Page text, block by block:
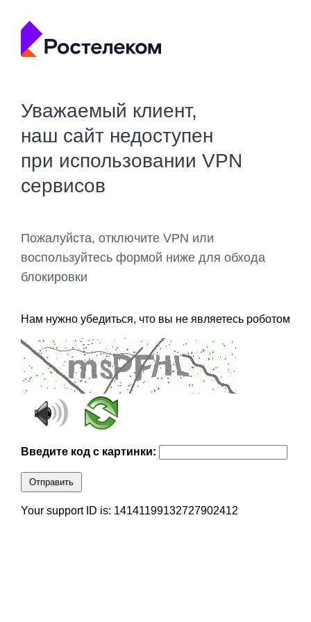
Уважаемый клиент,
наш сайт недоступен
при использовании VPN
сервисов
Пожалуйста, отключите VPN или
воспользуйтесь формой ниже для обхода
блокировки
Нам нужно убедиться, что вы не являетесь роботом
Введите код с картинки:
Отправить
Your support ID is: 14141199132727902412